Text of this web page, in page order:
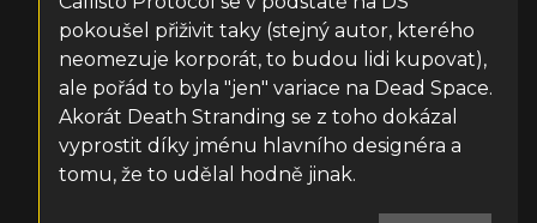
pokoušel přiživit taky (stejný autor, kterého
neomezuje korporát, to budou lidi kupovat),
ale pořád to byla "jen" variace na Dead Space.
Akorát Death Stranding se z toho dokázal
vyprostit díky jménu hlavního designéra a
tomu, že to udělal hodně jinak.